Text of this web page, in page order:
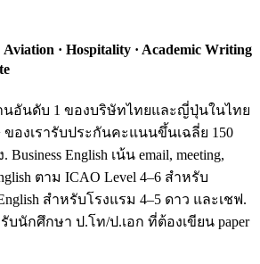
Aviation · Hospitality · Academic Writing
นอันดับ 1 ของบริษัทไทยและญี่ปุ่นในไทย
องเรารับประกันคะแนนขึ้นเฉลี่ย 150
English เน้น email, meeting,
ตาม ICAO Level 4–6 สำหรับ
สำหรับโรงแรม 4–5 ดาว และเชฟ.
รับนักศึกษา ป.โท/ป.เอก ที่ต้องเขียน paper